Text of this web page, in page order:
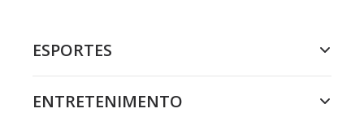
ESPORTES
ENTRETENIMENTO